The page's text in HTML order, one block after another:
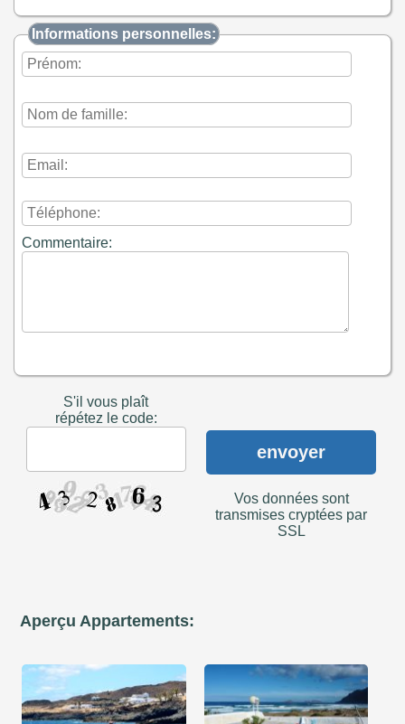
Informations personnelles:
Commentaire:
S'il vous plaît
répétez le code:
envoyer
Vos données sont
transmises cryptées par
SSL
Aperçu Appartements: